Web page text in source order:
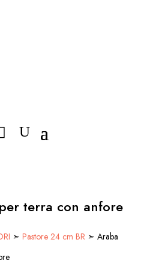
terra con anfore
➣ Pastore 24 cm BR➣ Araba